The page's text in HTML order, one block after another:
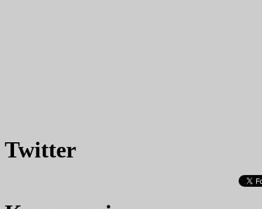
Twitter